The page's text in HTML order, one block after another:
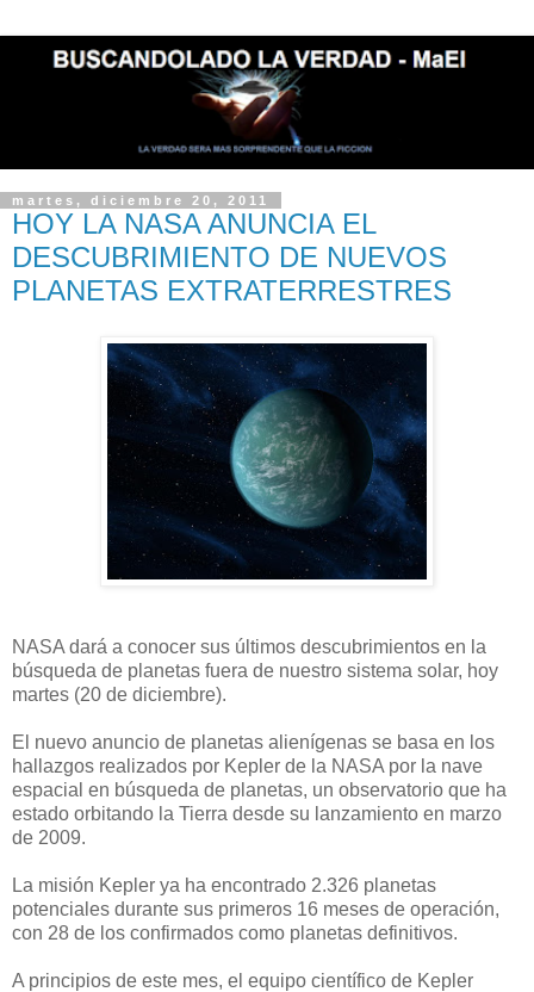
martes, diciembre 20, 2011
HOY LA NASA ANUNCIA EL
DESCUBRIMIENTO DE NUEVOS
PLANETAS EXTRATERRESTRES
NASA dará a conocer sus últimos descubrimientos en la
búsqueda de planetas fuera de nuestro sistema solar, hoy
martes (20 de diciembre).
El nuevo anuncio de planetas alienígenas se basa en los
hallazgos realizados por Kepler de la NASA por la nave
espacial en búsqueda de planetas, un observatorio que ha
estado orbitando la Tierra desde su lanzamiento en marzo
de 2009.
La misión Kepler ya ha encontrado 2.326 planetas
potenciales durante sus primeros 16 meses de operación,
con 28 de los confirmados como planetas definitivos.
A principios de este mes, el equipo científico de Kepler